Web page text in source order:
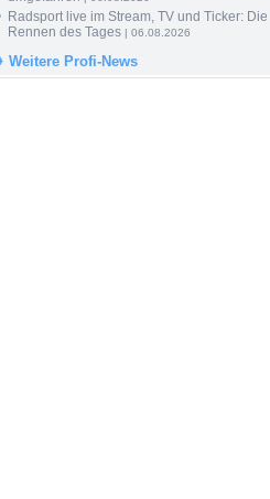
Radsport live im Stream, TV und Ticker: Die
Rennen des Tages | 06.08.2026
Weitere Profi-News